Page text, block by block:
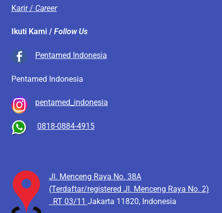
Karir / Career
Ikuti Kami / Follow Us
Pentamed Indonesia
Pentamed Indonesia
pentamed_indonesia
0818-0884-4915
Jl. Menceng Raya No. 38A
(Terdaftar/registered Jl. Menceng Raya No. 2)
RT 03/11 Jakarta 11820, Indonesia